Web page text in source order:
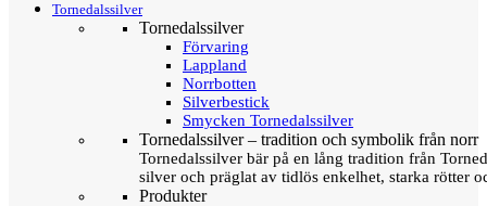
Tornedalssilver
Tornedalssilver
Förvaring
Lappland
Norrbotten
Silverbestick
Smycken Tornedalssilver
Tornedalssilver – tradition och symbolik från norr
Tornedalssilver bär på en lång tradition från
silver och präglat av tidlös enkelhet, starka rötter
Produkter